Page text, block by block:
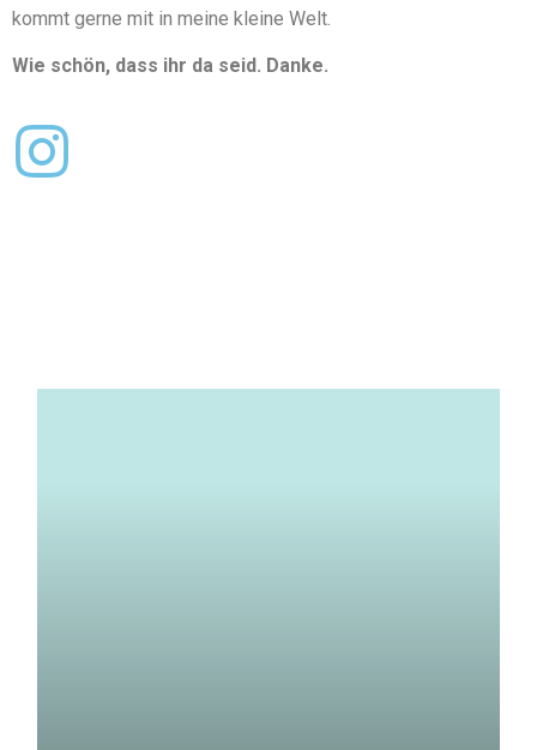
kommt gerne mit in meine kleine Welt.
Wie schön, dass ihr da seid. Danke.